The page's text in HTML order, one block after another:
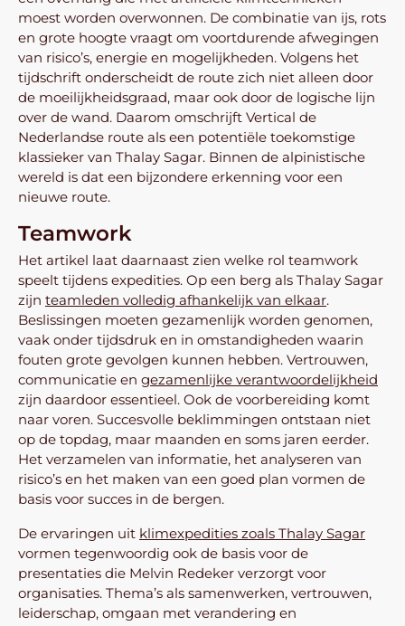
moest worden overwonnen. De combinatie van ijs, rots
en grote hoogte vraagt om voortdurende afwegingen
van risico’s, energie en mogelijkheden. Volgens het
tijdschrift onderscheidt de route zich niet alleen door
de moeilijkheidsgraad, maar ook door de logische lijn
over de wand. Daarom omschrijft Vertical de
Nederlandse route als een potentiële toekomstige
klassieker van Thalay Sagar. Binnen de alpinistische
wereld is dat een bijzondere erkenning voor een
nieuwe route.
Teamwork
Het artikel laat daarnaast zien welke rol teamwork
speelt tijdens expedities. Op een berg als Thalay Sagar
zijn teamleden volledig afhankelijk van elkaar.
Beslissingen moeten gezamenlijk worden genomen,
vaak onder tijdsdruk en in omstandigheden waarin
fouten grote gevolgen kunnen hebben. Vertrouwen,
communicatie en gezamenlijke verantwoordelijkheid
zijn daardoor essentieel. Ook de voorbereiding komt
naar voren. Succesvolle beklimmingen ontstaan niet
op de topdag, maar maanden en soms jaren eerder.
Het verzamelen van informatie, het analyseren van
risico’s en het maken van een goed plan vormen de
basis voor succes in de bergen.
De ervaringen uit klimexpedities zoals Thalay Sagar
vormen tegenwoordig ook de basis voor de
presentaties die Melvin Redeker verzorgt voor
organisaties. Thema’s als samenwerken, vertrouwen,
leiderschap, omgaan met verandering en